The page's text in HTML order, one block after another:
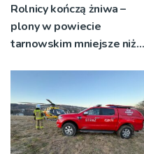
Rolnicy kończą żniwa –
plony w powiecie
tarnowskim mniejsze niż